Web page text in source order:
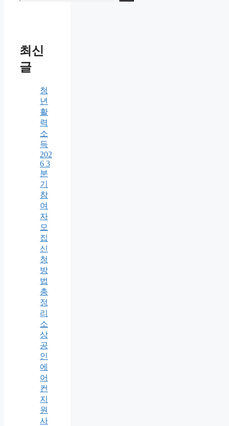
최신
글
청
년
활
력
소
득
202
6 3
분
기
참
여
자
모
집
신
청
방
법
총
정
리
소
상
공
인
에
어
컨
지
원
사